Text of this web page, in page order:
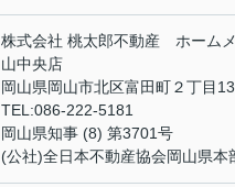
株式会社 桃太郎不動産 ホーム
山中央店
岡山県岡山市北区富田町２丁目
TEL:086-222-5181
岡山県知事 (8) 第3701号
(公社)全日本不動産協会岡山県本